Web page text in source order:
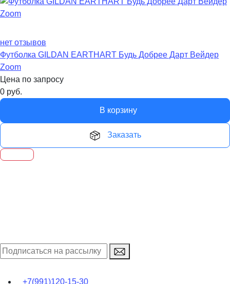
нет отзывов
Футболка GILDAN EARTHART Будь Добрее Дарт Вейдер
Zoom
Цена по запросу
0 руб.
В корзину
Заказать
+7(991)120-15-30